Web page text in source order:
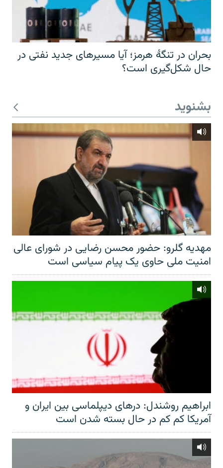
بحران در تنگهٔ هرمز؛ آیا مسیرهای جدید نفتی در
حال شکل‌گیری است؟
بشنوید
مهدیه گلرو: حضور محسن رضایی در شورای عالی
امنیت ملی حاوی یک پیام سیاسی است
ابراهیم روشندل: درهای دیپلماسی بین ایران و
آمریکا کم کم در حال بسته شدن است